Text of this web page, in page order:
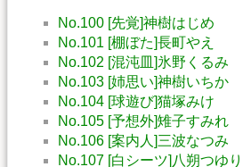
No.100 [先覚]神樹はじめ
No.101 [棚ぼた]長町やえ
No.102 [混沌皿]氷野くるみ
No.103 [姉思い]神樹いちか
No.104 [球遊び]猫塚みけ
No.105 [予想外]雉子すみれ
No.106 [案内人]三波なつみ
No.107 [白シーツ]八朔つゆり